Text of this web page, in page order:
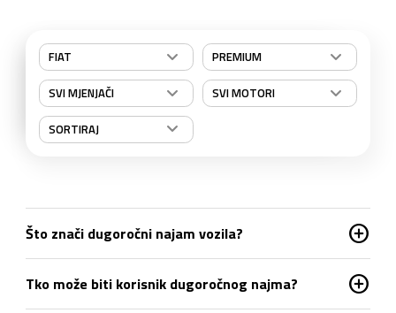
FIAT PREMIUM
SVI MJENJAČI SVI MOTORI
SORTIRAJ
Što znači dugoročni najam vozila? add_circle
Tko može biti korisnik dugoročnog najma? add_circle